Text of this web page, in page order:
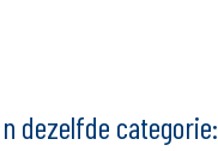
dezelfde categorie: